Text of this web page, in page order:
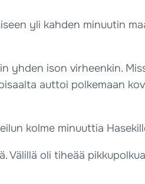
yli kahden minuutin
yhden ison virheenkin.
auttoi polkemaan
kolme minuuttia
oli tiheää